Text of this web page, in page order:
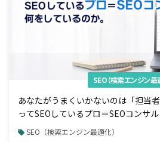
SEO（検索エンジン最
あなたがうまくいかないのは「担当
ってSEOしているプロ＝SEOコンサ
SEO（検索エンジン最適化）